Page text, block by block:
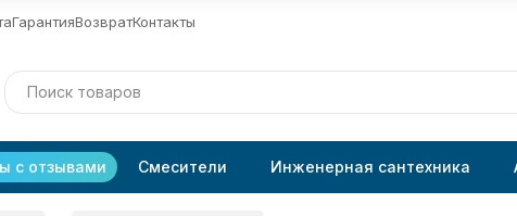
ГарантияВозвратКонтакты
с отзывами Смесители Инженерная сантехника